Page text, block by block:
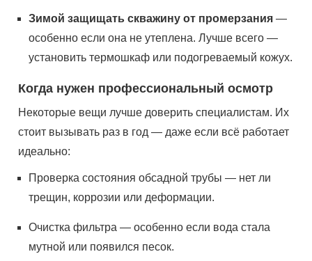
Зимой защищать скважину от промерзания —
особенно если она не утеплена. Лучше всего —
установить термошкаф или подогреваемый кожух.
Когда нужен профессиональный осмотр
Некоторые вещи лучше доверить специалистам. Их
стоит вызывать раз в год — даже если всё работает
идеально:
Проверка состояния обсадной трубы — нет ли
трещин, коррозии или деформации.
Очистка фильтра — особенно если вода стала
мутной или появился песок.